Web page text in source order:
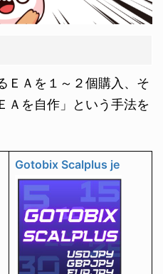
ＥＡを１～２個購入、そ
Ａを自作」という手法を
Gotobix Scalplus je